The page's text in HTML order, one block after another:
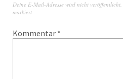
Deine E-Mail-Adresse wird nicht veröffentlicht.
markiert
Kommentar *